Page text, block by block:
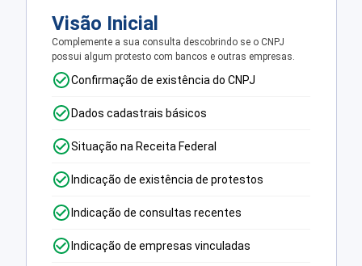
Visão Inicial
Complemente a sua consulta descobrindo se o CNPJ
possui algum protesto com bancos e outras empresas.
Confirmação de existência do CNPJ
Dados cadastrais básicos
Situação na Receita Federal
Indicação de existência de protestos
Indicação de consultas recentes
Indicação de empresas vinculadas